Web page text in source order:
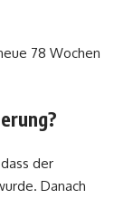
78 Wochen
der
Danach